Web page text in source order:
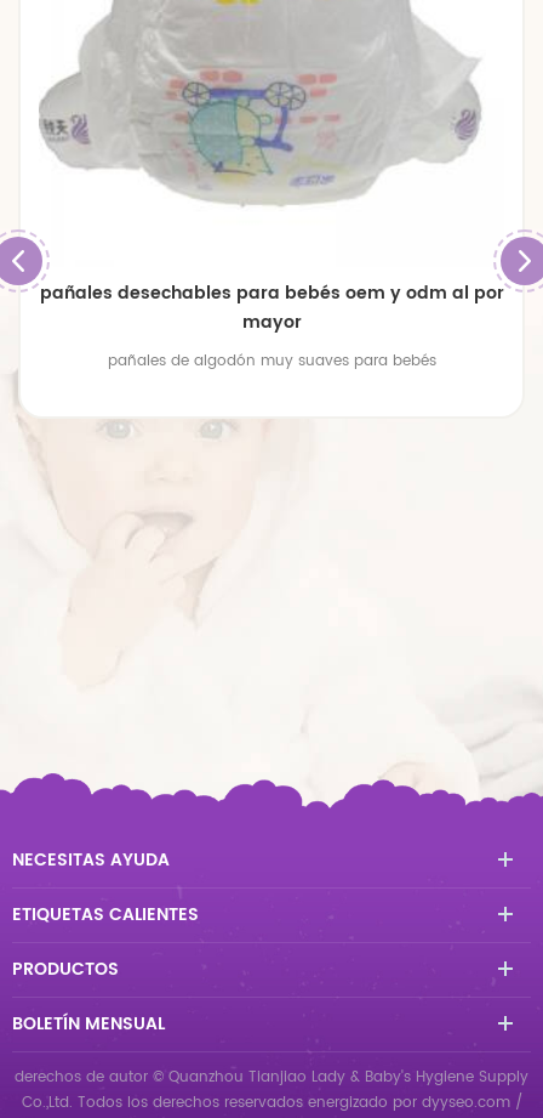
pañales desechables para bebés oem y odm al por
mayor
pañales de algodón muy suaves para bebés
NECESITAS AYUDA
ETIQUETAS CALIENTES
PRODUCTOS
BOLETÍN MENSUAL
derechos de autor © Quanzhou Tianjiao Lady & Baby's Hygiene Supply
Co.,Ltd. Todos los derechos reservados energizado por dyyseo.com /